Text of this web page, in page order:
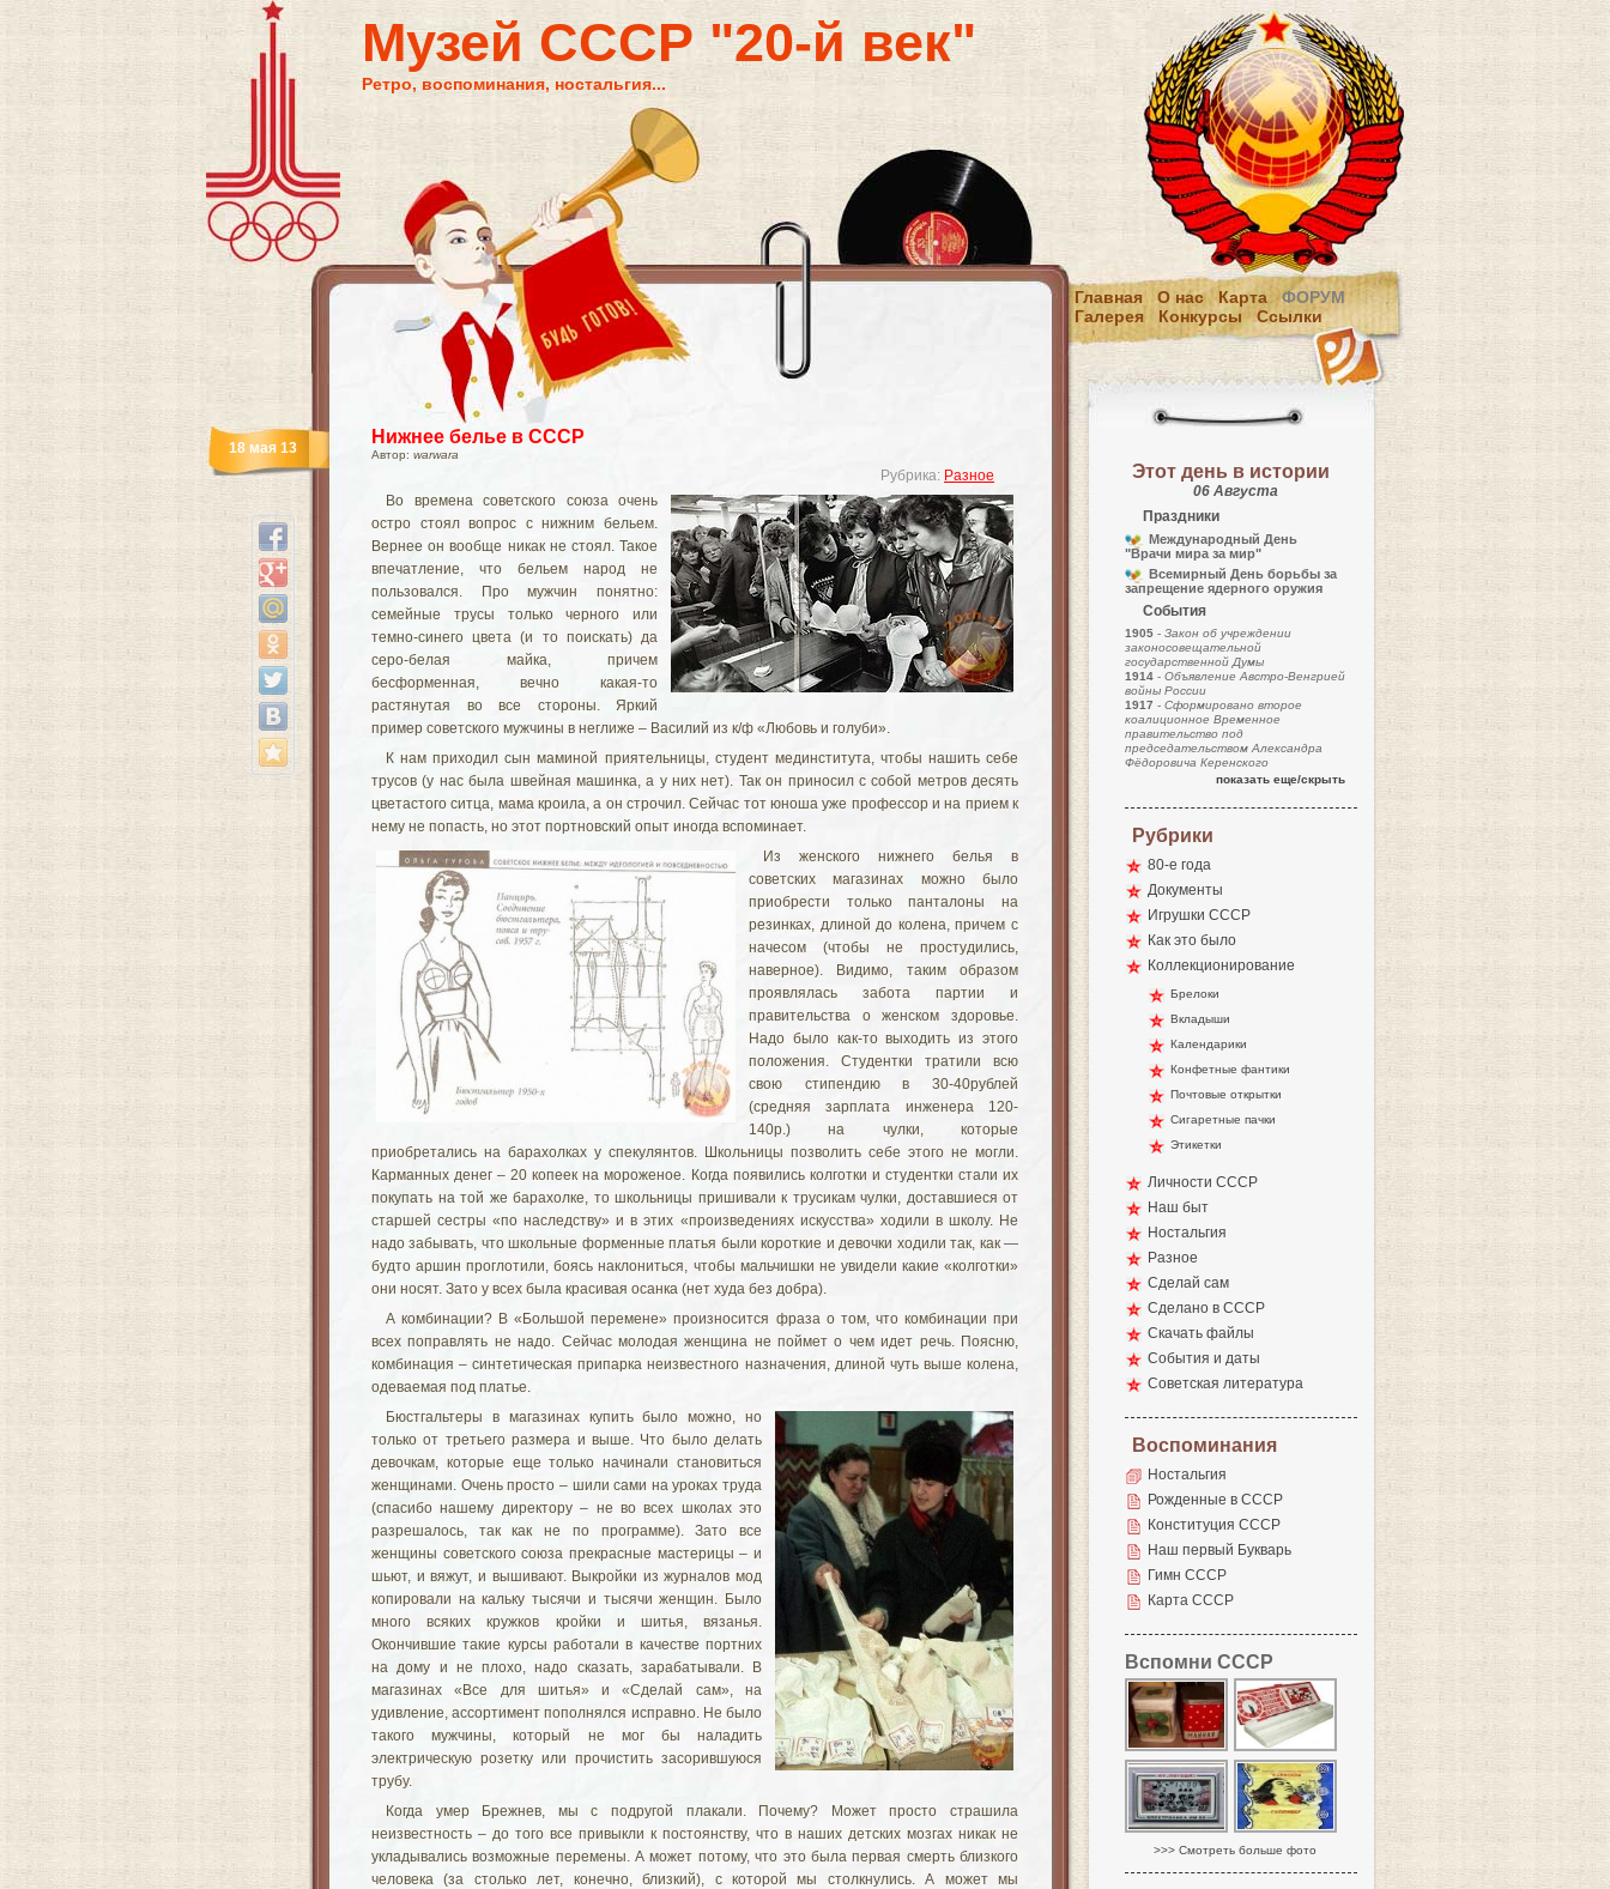
Музей СССР "20-й век"
Ретро, воспоминания, ностальгия...
Главная О нас Карта
ФОРУМ
Галерея
Конкурсы Ссылки
Нижнее белье в СССР
Автор: warwara
Рубрика: Разное
18 мая 13
Во времена советского союза очень
остро стоял вопрос с нижним бельем.
Вернее он вообще никак не стоял. Такое
впечатление, что бельем народ не
пользовался. Про мужчин понятно:
семейные трусы только черного или
темно-синего цвета (и то поискать) да
серо-белая майка, причем
бесформенная, вечно какая-то
растянутая во все стороны. Яркий
пример советского мужчины в неглиже – Василий из к/ф «Любовь и голуби».
К нам приходил сын маминой приятельницы, студент мединститута, чтобы нашить себе
трусов (у нас была швейная машинка, а у них нет). Так он приносил с собой метров десять
цветастого ситца, мама кроила, а он строчил. Сейчас тот юноша уже профессор и на прием к
нему не попасть, но этот портновский опыт иногда вспоминает.
Из женского нижнего белья в
советских магазинах можно было
приобрести только панталоны на
резинках, длиной до колена, причем с
начесом (чтобы не простудились,
наверное). Видимо, таким образом
проявлялась забота партии и
правительства о женском здоровье.
Надо было как-то выходить из этого
положения. Студентки тратили всю
свою стипендию в 30-40рублей
(средняя зарплата инженера 120-
140р.) на чулки, которые
приобретались на барахолках у спекулянтов. Школьницы позволить себе этого не могли.
Карманных денег – 20 копеек на мороженое. Когда появились колготки и студентки стали их
покупать на той же барахолке, то школьницы пришивали к трусикам чулки, доставшиеся от
старшей сестры «по наследству» и в этих «произведениях искусства» ходили в школу. Не
надо забывать, что школьные форменные платья были короткие и девочки ходили так, как —
будто аршин проглотили, боясь наклониться, чтобы мальчишки не увидели какие «колготки»
они носят. Зато у всех была красивая осанка (нет худа без добра).
А комбинации? В «Большой перемене» произносится фраза о том, что комбинации при
всех поправлять не надо. Сейчас молодая женщина не поймет о чем идет речь. Поясню,
комбинация – синтетическая припарка неизвестного назначения, длиной чуть выше колена,
одеваемая под платье.
Бюстгальтеры в магазинах купить было можно, но
только от третьего размера и выше. Что было делать
девочкам, которые еще только начинали становиться
женщинами. Очень просто – шили сами на уроках труда
(спасибо нашему директору – не во всех школах это
разрешалось, так как не по программе). Зато все
женщины советского союза прекрасные мастерицы – и
шьют, и вяжут, и вышивают. Выкройки из журналов мод
копировали на кальку тысячи и тысячи женщин. Было
много всяких кружков кройки и шитья, вязанья.
Окончившие такие курсы работали в качестве портних
на дому и не плохо, надо сказать, зарабатывали. В
магазинах «Все для шитья» и «Сделай сам», на
удивление, ассортимент пополнялся исправно. Не было
такого мужчины, который не мог бы наладить
электрическую розетку или прочистить засорившуюся
трубу.
Когда умер Брежнев, мы с подругой плакали. Почему? Может просто страшила
неизвестность – до того все привыкли к постоянству, что в наших детских мозгах никак не
укладывались возможные перемены. А может потому, что это была первая смерть близкого
человека (за столько лет, конечно, близкий), с которой мы столкнулись. А может мы
Этот день в истории
06 Августа
Праздники
Международный День
"Врачи мира за мир"
Всемирный День борьбы за
запрещение ядерного оружия
События
1905 - Закон об учреждении
законосовещательной
государственной Думы
1914 - Объявление Австро-Венгрией
войны России
1917 - Сформировано второе
коалиционное Временное
правительство под
председательством Александра
Фёдоровича Керенского
показать еще/скрыть
Рубрики
80-е года
Документы
Игрушки СССР
Как это было
Коллекционирование
Брелоки
Вкладыши
Календарики
Конфетные фантики
Почтовые открытки
Сигаретные пачки
Этикетки
Личности СССР
Наш быт
Ностальгия
Разное
Сделай сам
Сделано в СССР
Скачать файлы
События и даты
Советская литература
Воспоминания
Ностальгия
Рожденные в СССР
Конституция СССР
Наш первый Букварь
Гимн СССР
Карта СССР
Вспомни СССР
>>> Смотреть больше фото